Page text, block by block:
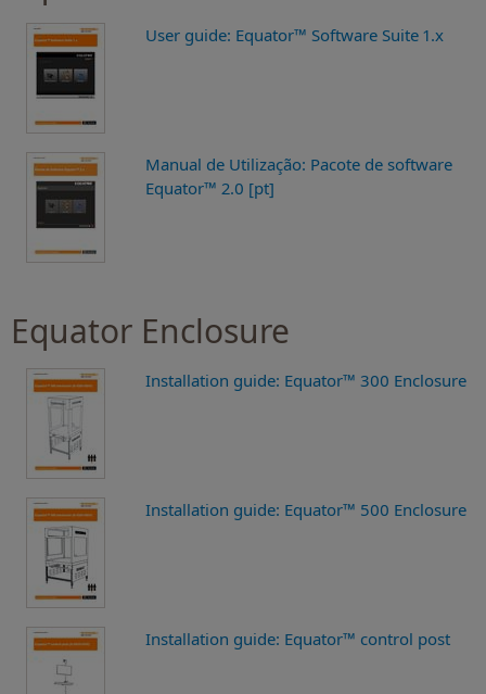
User guide: Equator™ Software Suite 1.x
Manual de Utilização: Pacote de software
Equator™ 2.0 [pt]
Equator Enclosure
Installation guide: Equator™ 300 Enclosure
Installation guide: Equator™ 500 Enclosure
Installation guide: Equator™ control post